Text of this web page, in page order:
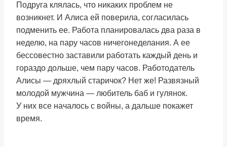
Подруга клялась, что никаких проблем не
возникнет. И Алиса ей поверила, согласилась
подменить ее. Работа планировалась два раза в
неделю, на пару часов ничегонеделания. А ее
бессовестно заставили работать каждый день и
гораздо дольше, чем пару часов. Работодатель
Алисы — дряхлый старичок? Нет же! Развязный
молодой мужчина — любитель баб и гулянок.
У них все началось с войны, а дальше покажет
время.